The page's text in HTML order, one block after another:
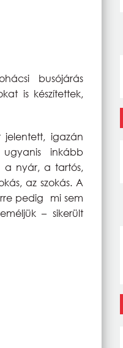
busójárás
is készítettek,
jelentett, igazán
inkább
a nyár, a tartós,
az szokás. A
pedig mi sem
– sikerült